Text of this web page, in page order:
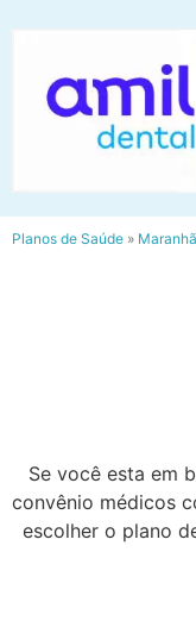
Planos de Saúde »
Se você esta em
convênio médicos
escolher o plano